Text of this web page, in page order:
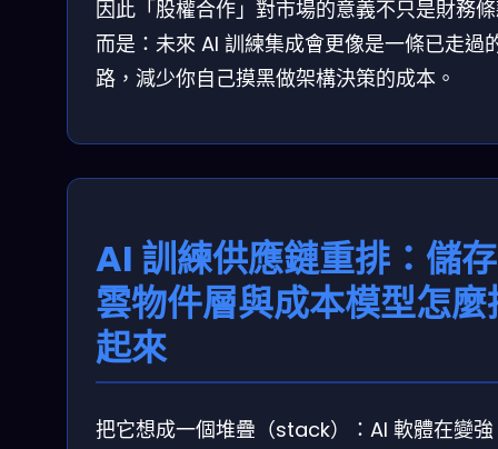
因此「股權合作」對市場的意義不只是財務
而是：未來 AI 訓練集成會更像是一條已走過
路，減少你自己摸黑做架構決策的成本。
AI 訓練供應鏈重排：儲
雲物件層與成本模型怎麼
起來
把它想成一個堆疊（stack）：AI 軟體在變